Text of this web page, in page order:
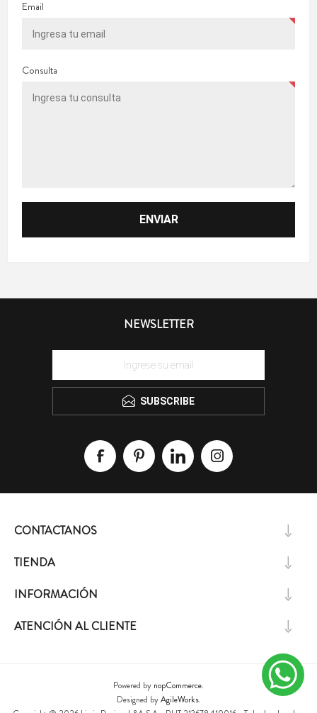
Email
Consulta
NEWSLETTER
SUBSCRIBE
CONTACTANOS
TIENDA
INFORMACIÓN
ATENCIÓN AL CLIENTE
Powered by nopCommerce.
Designed byAgileWorks.